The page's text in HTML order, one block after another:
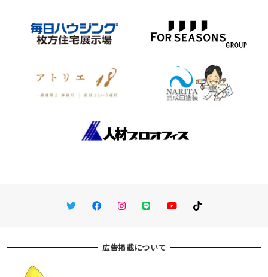
TwitterFacebookInstagram
LINE You TubeTikTok
広告掲載について